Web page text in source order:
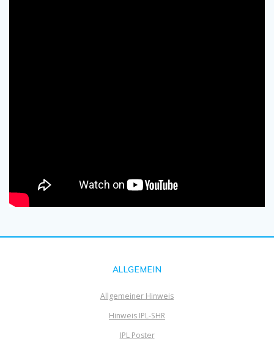
ALLGEMEIN
Allgemeiner Hinweis
Hinweis IPL-SHR
IPL Poster